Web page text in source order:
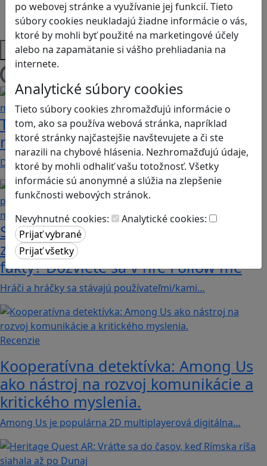
po webovej stránke a využívanie jej funkcií. Tieto
súbory cookies neukladajú žiadne informácie o vás,
ktoré by mohli byť použité na marketingové účely
alebo na zapamätanie si vášho prehliadania na
internete.
Analytické súbory cookies
Tieto súbory cookies zhromažďujú informácie o
tom, ako sa používa webová stránka, napríklad
ktoré stránky najčastejšie navštevujete a či ste
narazili na chybové hlásenia. Nezhromažďujú údaje,
ktoré by mohli odhaliť vašu totožnosť. Všetky
informácie sú anonymné a slúžia na zlepšenie
funkčnosti webových stránok.
Nevyhnutné cookies:
Analytické cookies:
Strategické myslenie
Zdravie a pohyb
Platformy
Tick Tock: A Tale for Tw‪o je hra s
netradičnou mechanikou spolupráce
Dvaja hráči simultánne lúštia bizarné logické…
Stanete sa influencerom, keď budete
zdieľať iba pravdivé, nie alternatívne
fakty? Dozviete sa v hre Follow me
Hráči a hráčky sa stávajú používateľmi/kami…
Recenzie
Kooperatívna detektívka: Among Us
ako nástroj na rozvoj komunikácie a
kritického myslenia.
Among Us je populárna 2D multiplayerová digitálna…